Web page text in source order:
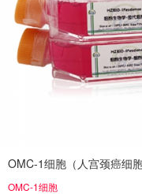
OMC-1细胞（人宫颈癌细
OMC-1细胞